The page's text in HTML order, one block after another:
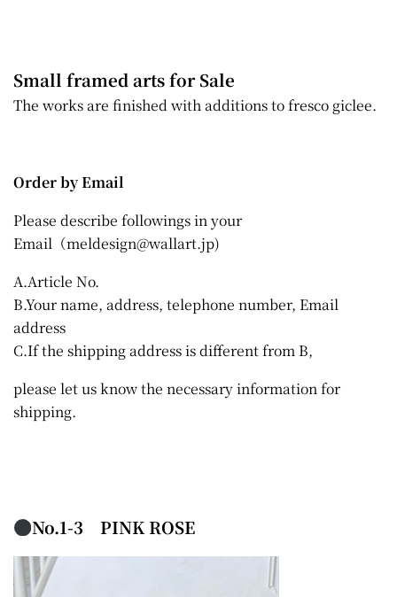
Small framed arts for Sale
The works are finished with additions to fresco giclee.
Order by Email
Please describe followings in your
Email （meldesign@wallart.jp)
A.Article No.
B.Your name, address, telephone number, Email
address
C.If the shipping address is different from B,
please let us know the necessary information for
shipping.
No.1-3 PINK ROSE